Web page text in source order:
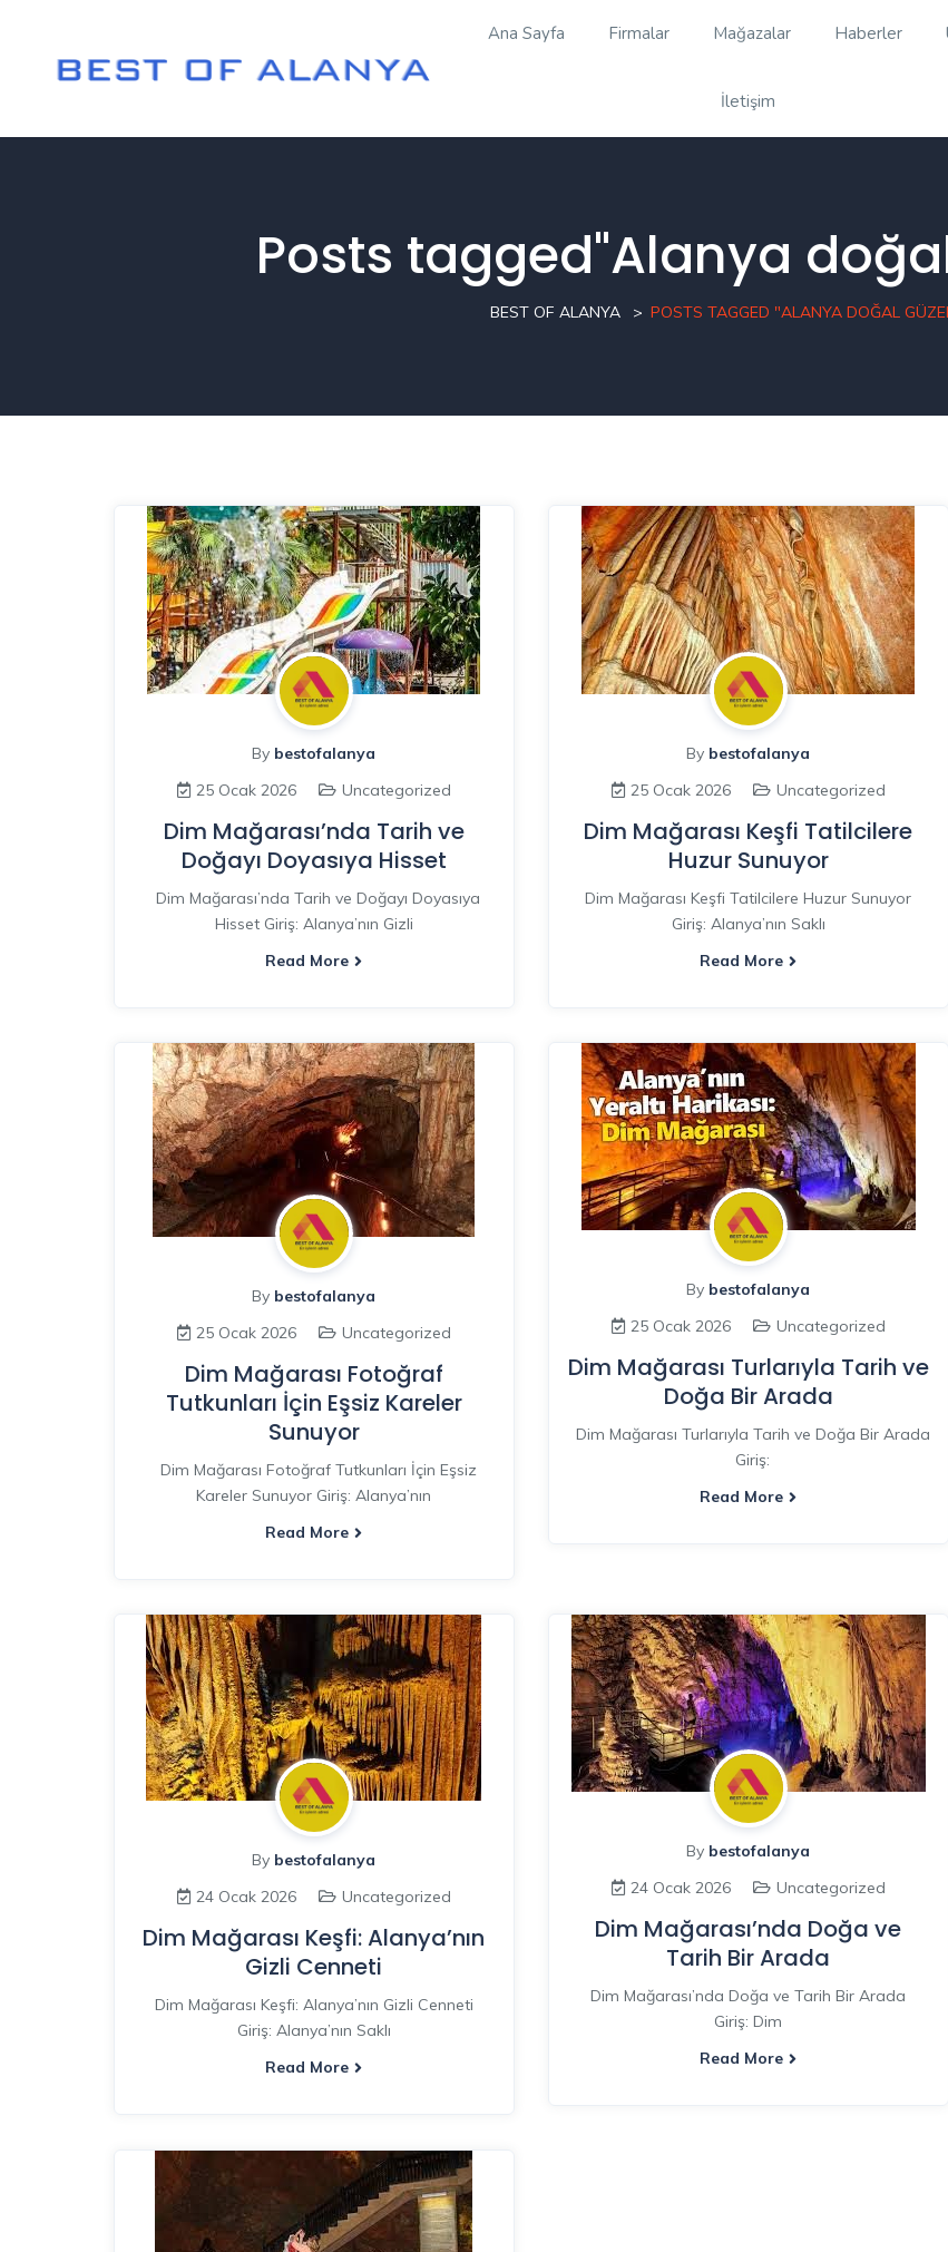
Ana Sayfa Firmalar Mağazalar Haberler
İletişim
Posts tagged"Alanya
BEST OF ALANYA POSTS TAGGED "ALANYA DOĞAL
By bestofalanya
25 Ocak 2026
Uncategorized
Dim Mağarası’nda Tarih ve
Doğayı Doyasıya Hisset
Dim Mağarası’nda Tarih ve Doğayı Doyasıya
Hisset Giriş: Alanya’nın Gizli
Read More
By bestofalanya
25 Ocak 2026
Uncategorized
Dim Mağarası Keşfi Tatilcilere
Huzur Sunuyor
Dim Mağarası Keşfi Tatilcilere Huzur Sunuyor
Giriş: Alanya’nın Saklı
Read More
By bestofalanya
25 Ocak 2026
Uncategorized
Dim Mağarası Fotoğraf
Tutkunları İçin Eşsiz Kareler
Sunuyor
Dim Mağarası Fotoğraf Tutkunları İçin Eşsiz
Kareler Sunuyor Giriş: Alanya’nın
Read More
By bestofalanya
25 Ocak 2026
Uncategorized
Dim Mağarası Turlarıyla Tarih ve
Doğa Bir Arada
Dim Mağarası Turlarıyla Tarih ve Doğa Bir Arada
Giriş:
Read More
By bestofalanya
24 Ocak 2026
Uncategorized
Dim Mağarası Keşfi: Alanya’nın
Gizli Cenneti
Dim Mağarası Keşfi: Alanya’nın Gizli Cenneti
Giriş: Alanya’nın Saklı
Read More
By bestofalanya
24 Ocak 2026
Uncategorized
Dim Mağarası’nda Doğa ve
Tarih Bir Arada
Dim Mağarası’nda Doğa ve Tarih Bir Arada
Giriş: Dim
Read More